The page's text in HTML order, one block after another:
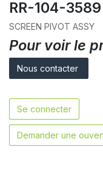
RR-104-3589
SCREEN PIVOT ASSY
Pour voir le
Nous contacter
Se connecter
Demander une